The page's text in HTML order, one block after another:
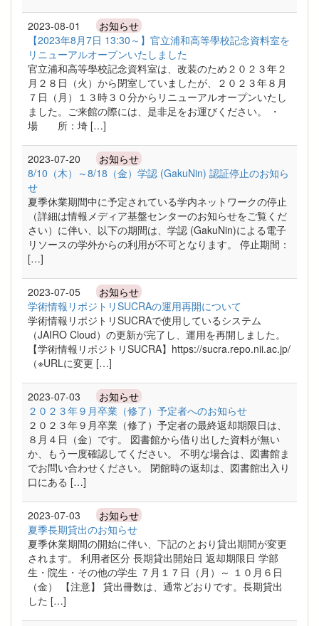
2023-08-01 お知らせ
【2023年8月7日 13:30～】官立浦和高等學校記念資料室を
リニューアルオープンいたしました
官立浦和高等學校記念資料室は、改装のため２０２３年２
月２８日（火）から閉室していましたが、２０２３年８月
７日（月）１３時３０分からリニューアルオープンいたし
ました。ご来館の際には、是非足をお運びください。 ・
場 所：埼 […]
2023-07-20 お知らせ
8/10（木）～8/18（金）学認 (GakuNin) 認証停止のお知ら
せ
夏季休業期間中に予定されている学内ネットワークの停止
（詳細は情報メディア基盤センターのお知らせをご覧くだ
さい）に伴い、以下の期間は、学認 (GakuNin)による電子
リソースの学外からの利用が不可となります。 停止期間：
[…]
2023-07-05 お知らせ
学術情報リポジトリSUCRAの運用再開について
学術情報リポジトリSUCRAで使用しているシステム
（JAIRO Cloud）の更新が完了し、運用を再開しました。
【学術情報リポジトリSUCRA】https://sucra.repo.nii.ac.jp/
（※URLに変更 […]
2023-07-03 お知らせ
２０２３年９月卒業（修了）予定者へのお知らせ
２０２３年９月卒業（修了）予定者の最終返却期限日は、
８月４日（金）です。 図書館から借り出した資料が無い
か、もう一度確認してください。 不明な場合は、図書館ま
でお問い合わせください。 閉館時の返却は、図書館出入り
口にある […]
2023-07-03 お知らせ
夏季長期貸出のお知らせ
夏季休業期間の開始に伴い、下記のとおり貸出期間が変更
されます。 利用者区分 長期貸出開始日 返却期限日 学部
生・院生・その他の学生 ７月１７日（月）～ １０月６日
（金） 【注意】 貸出冊数は、通常どおりです。長期貸出
した […]